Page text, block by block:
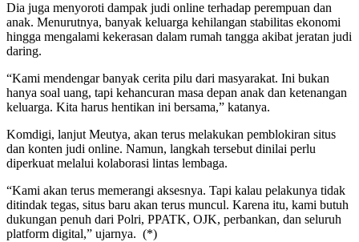
Dia juga menyoroti dampak judi online terhadap perempuan dan
anak. Menurutnya, banyak keluarga kehilangan stabilitas ekonomi
hingga mengalami kekerasan dalam rumah tangga akibat jeratan judi
daring.
“Kami mendengar banyak cerita pilu dari masyarakat. Ini bukan
hanya soal uang, tapi kehancuran masa depan anak dan ketenangan
keluarga. Kita harus hentikan ini bersama,” katanya.
Komdigi, lanjut Meutya, akan terus melakukan pemblokiran situs
dan konten judi online. Namun, langkah tersebut dinilai perlu
diperkuat melalui kolaborasi lintas lembaga.
“Kami akan terus memerangi aksesnya. Tapi kalau pelakunya tidak
ditindak tegas, situs baru akan terus muncul. Karena itu, kami butuh
dukungan penuh dari Polri, PPATK, OJK, perbankan, dan seluruh
platform digital,” ujarnya. (*)